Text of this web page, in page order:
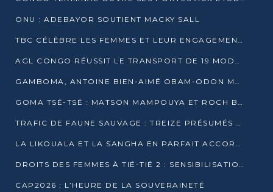
ONU : ADEBAYOR SOUTIENT MACKY SALL
TBC CÉLÈBRE LES FEMMES ET LEUR ENGAGEMENT À L’OCCASION DU 8 MARS
AGL CONGO RÉUSSIT LE TRANSPORT DE 19 MODULES HORS GABARIT ENTRE POINTE-NOIRE ET BRAZZAVILLE
GAMBOMA, ANTOINE BIEN-AIMÉ OBAM-ODON MOBILISE LES 32 148 ÉLECTEURS EN FAVEUR DE DENIS SASSOU NGUESSO
GOMA TSÉ-TSÉ : MATSON MAMPOUYA ET ROCH BREDIN BISSALA NKOUNKOU EN CAMPAGNE DE PROXIMITÉ
TRAFIC DE FAUNE SAUVAGE : TREIZE PRÉSUMÉS TRAFIQUANTS INTERPELLÉS AU CONGO EN 2025
LA LIKOUALA ET LA SANGHA EN PARFAIT ACCORD AVEC LE PROJET DE SOCIÉTÉ DU CANDIDAT DENIS SASSOU-N’GUESSO
DROITS DES FEMMES À TIÉ-TIÉ 2 : SENSIBILISATION ET PÉDAGOGIE SUR LE DROIT DE VOTE
CAP2026 : L’HEURE DE LA SOUVERAINETÉ